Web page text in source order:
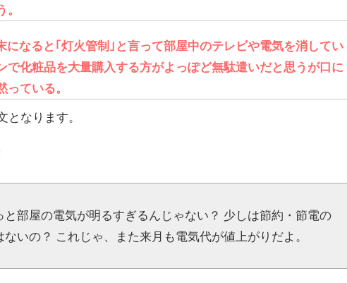
。
になると｢灯火管制｣と言って部屋中のテレビや電気を消してい
で化粧品を大量購入する方がよっぽど無駄遣いだと思うが口に
っている。
となります。
と部屋の電気が明るすぎるんじゃない？ 少しは節約・節電の
ないの？ これじゃ、また来月も電気代が値上がりだよ。